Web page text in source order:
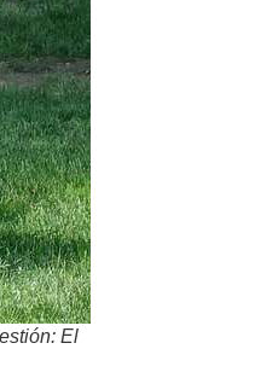
El